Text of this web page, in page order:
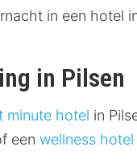
in een hotel
in Pilsen
minute hotel in
een wellness hotel